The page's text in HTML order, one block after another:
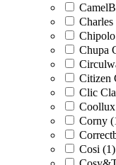
Chupa
Citizen
Clic
Corny
Cosi (1)